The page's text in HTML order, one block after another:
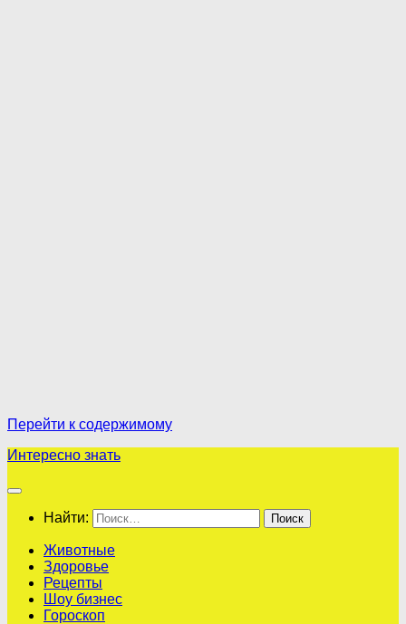
Перейти к содержимому
Интересно знать
Найти:
Животные
Здоровье
Рецепты
Шоу бизнес
Гороскоп